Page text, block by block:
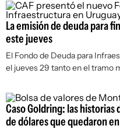
La emisión de deuda para
este jueves
El Fondo de Deuda para
el jueves 29 tanto en el tramo
Caso Goldring: las
de dólares que quedaron